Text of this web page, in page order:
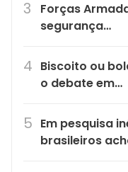
Forças
segurança…
Biscoito ou
o debate em…
Em pesquisa
brasileiros